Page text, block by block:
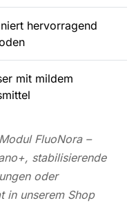
hervorragend
mit mildem
FluoNora –
stabilisierende
oder
in unserem Shop